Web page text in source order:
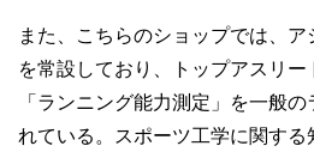
また、こちらのショップでは、
を常設しており、トップアスリ
「ランニング能力測定」を一般
れている。スポーツ工学に関する